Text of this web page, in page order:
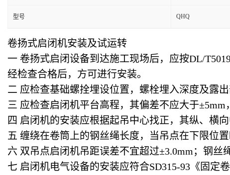
型号 QHQ
卷扬式启闭机安装及试运转
一 卷扬式启闭设备到达施工现场后，应按DL/
经检查合格后，方可进行安装。
二 应检查基础螺拴埋设位置，螺栓埋入深度及露出
三 应检查启闭机平台高程，其偏差不应大于±5mm
四 启闭机的安装应根据起吊中心找正，其纵、横向
五 缠绕在卷筒上的钢丝绳长度，当吊点在下限位
六 双吊点启闭机吊距误差不宜超过±3.0mm；钢丝
七 启闭机电气设备的安装应符合SD315-93《固定